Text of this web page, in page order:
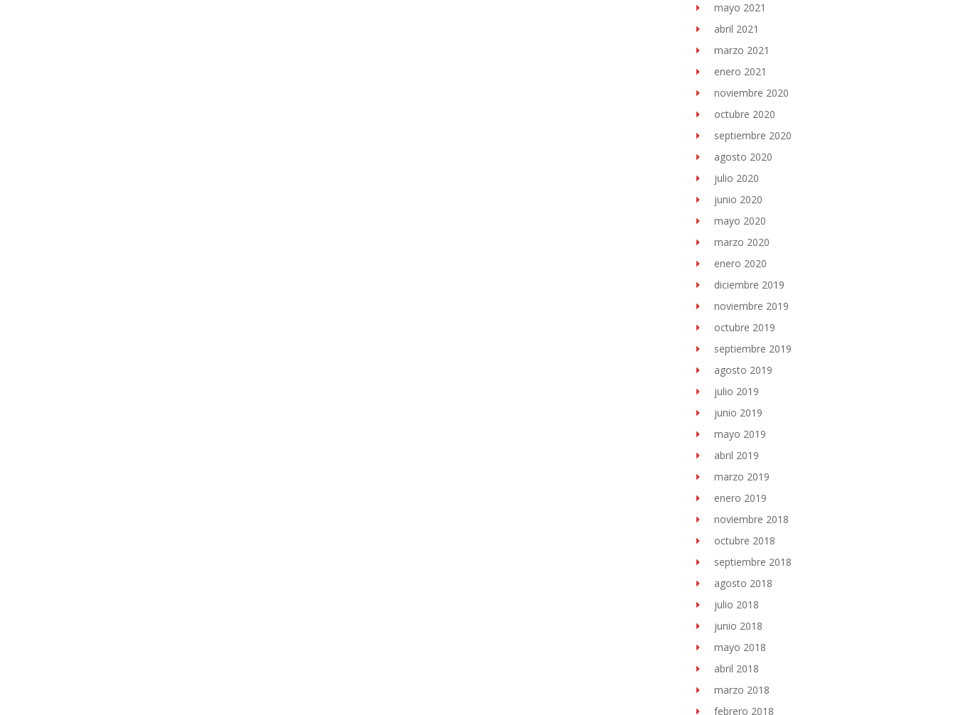
mayo 2021
abril 2021
marzo 2021
enero 2021
noviembre 2020
octubre 2020
septiembre 2020
agosto 2020
julio 2020
junio 2020
mayo 2020
marzo 2020
enero 2020
diciembre 2019
noviembre 2019
octubre 2019
septiembre 2019
agosto 2019
julio 2019
junio 2019
mayo 2019
abril 2019
marzo 2019
enero 2019
noviembre 2018
octubre 2018
septiembre 2018
agosto 2018
julio 2018
junio 2018
mayo 2018
abril 2018
marzo 2018
febrero 2018